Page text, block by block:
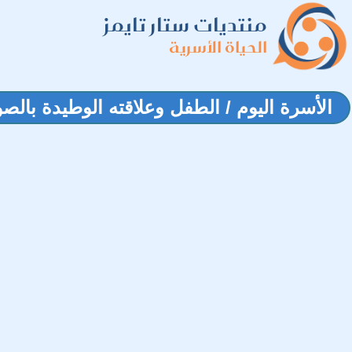
منتديات ستار تايمز
الحياة الأسرية
الأسرة اليوم / الطفل وعلاقته الوطيدة